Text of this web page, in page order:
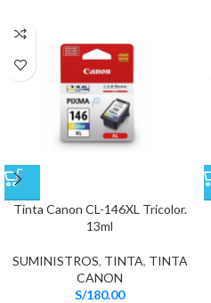
Tinta Canon CL-146XL Tricolor.
13ml
SUMINISTROS, TINTA, TINTA
CANON
S/180.00